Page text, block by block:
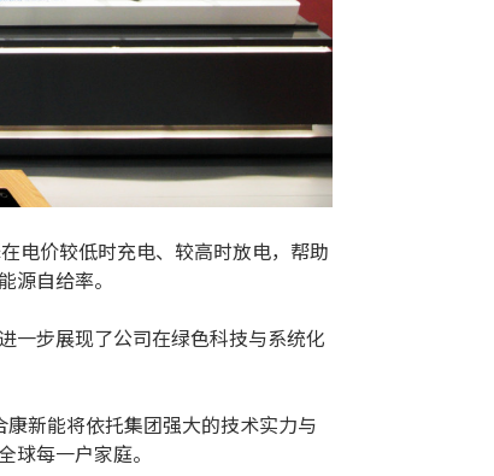
电价较低时充电、较高时放电，帮助
自给率。
一步展现了公司在绿色科技与系统化
新能将依托集团强大的技术实力与
每一户家庭。